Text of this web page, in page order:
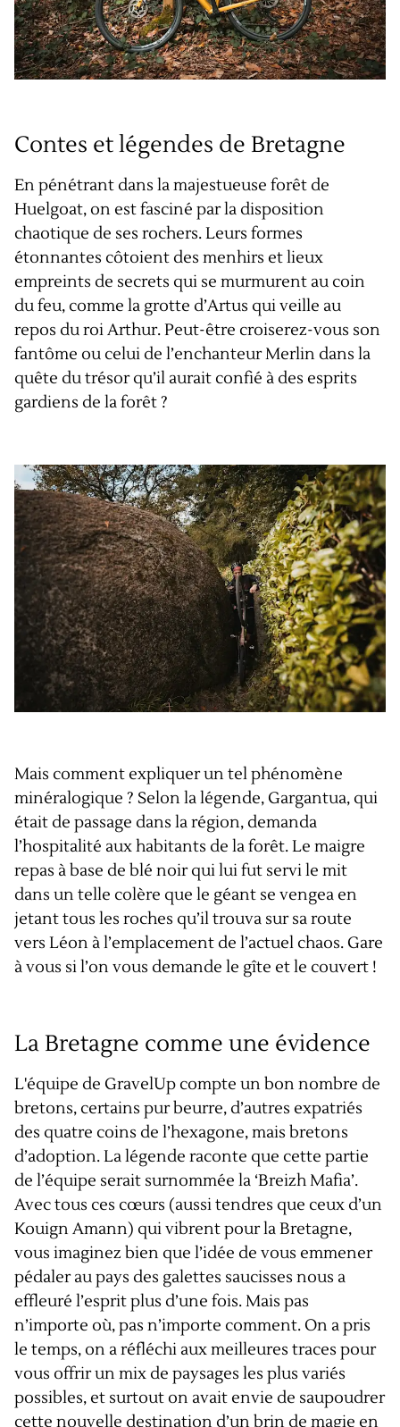
Contes et légendes de Bretagne
En pénétrant dans la majestueuse forêt de
Huelgoat, on est fasciné par la disposition
chaotique de ses rochers. Leurs formes
étonnantes côtoient des menhirs et lieux
empreints de secrets qui se murmurent au coin
du feu, comme la grotte d’Artus qui veille au
repos du roi Arthur. Peut-être croiserez-vous son
fantôme ou celui de l’enchanteur Merlin dans la
quête du trésor qu’il aurait confié à des esprits
gardiens de la forêt ?
Mais comment expliquer un tel phénomène
minéralogique ? Selon la légende, Gargantua, qui
était de passage dans la région, demanda
l’hospitalité aux habitants de la forêt. Le maigre
repas à base de blé noir qui lui fut servi le mit
dans un telle colère que le géant se vengea en
jetant tous les roches qu’il trouva sur sa route
vers Léon à l’emplacement de l’actuel chaos. Gare
à vous si l’on vous demande le gîte et le couvert !
La Bretagne comme une évidence
L'équipe de GravelUp compte un bon nombre de
bretons, certains pur beurre, d’autres expatriés
des quatre coins de l’hexagone, mais bretons
d’adoption. La légende raconte que cette partie
de l’équipe serait surnommée la ‘Breizh Mafia’.
Avec tous ces cœurs (aussi tendres que ceux d’un
Kouign Amann) qui vibrent pour la Bretagne,
vous imaginez bien que l’idée de vous emmener
pédaler au pays des galettes saucisses nous a
effleuré l’esprit plus d’une fois. Mais pas
n’importe où, pas n’importe comment. On a pris
le temps, on a réfléchi aux meilleures traces pour
vous offrir un mix de paysages les plus variés
possibles, et surtout on avait envie de saupoudrer
cette nouvelle destination d’un brin de magie en